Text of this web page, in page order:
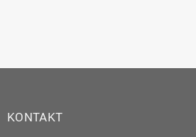
KONTAKT